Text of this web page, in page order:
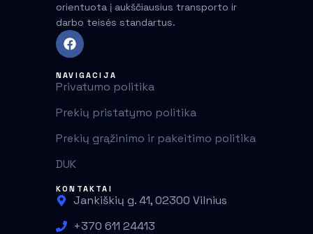
orientuota į aukščiausius transporto ir
darbo teisės standartus.
NAVIGACIJA
Privatumo politika
Prekių pristatymo politika
Prekių grąžinimo ir pakeitimo politika
DUK
KONTAKTAI
Jankiškių g. 41, 02300 Vilnius
+370 611 24413